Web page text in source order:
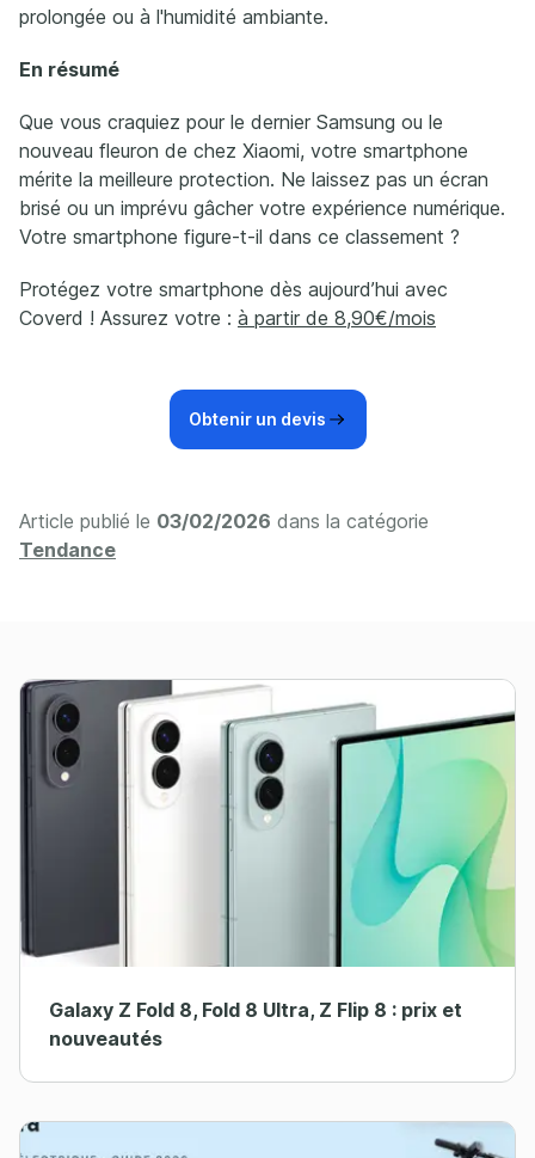
prolongée ou à l'humidité ambiante.
En résumé
Que vous craquiez pour le dernier Samsung ou le
nouveau fleuron de chez Xiaomi, votre smartphone
mérite la meilleure protection. Ne laissez pas un écran
brisé ou un imprévu gâcher votre expérience numérique.
Votre smartphone figure-t-il dans ce classement ?
Protégez votre smartphone dès aujourd’hui avec
Coverd ! Assurez votre : à partir de 8,90€/mois
Obtenir un devis
Article publié le 03/02/2026 dans la catégorie
Tendance
Galaxy Z Fold 8, Fold 8 Ultra, Z Flip 8 : prix et
nouveautés